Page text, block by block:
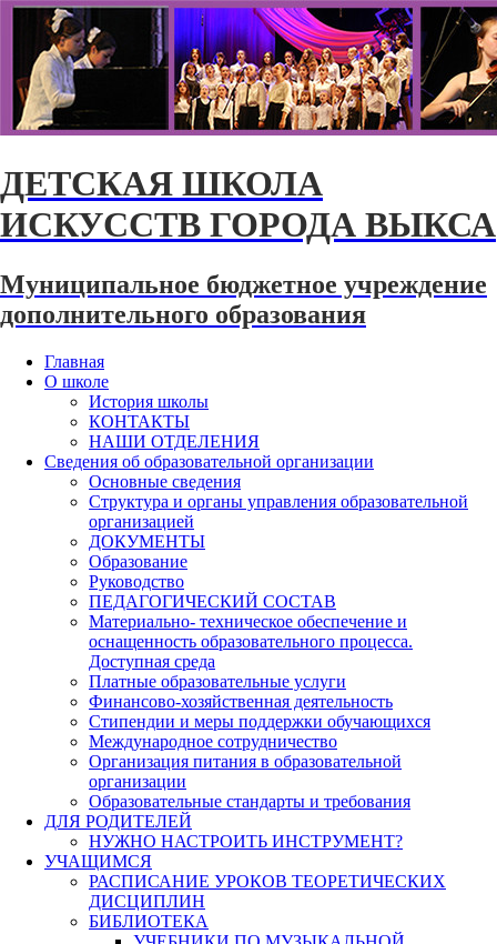
ДЕТСКАЯ ШКОЛА
ИСКУССТВ ГОРОДА ВЫКСА
Муниципальное бюджетное учреждение
дополнительного образования
Главная
О школе
История школы
КОНТАКТЫ
НАШИ ОТДЕЛЕНИЯ
Сведения об образовательной организации
Основные сведения
Структура и органы управления образовательной
организацией
ДОКУМЕНТЫ
Образование
Руководство
ПЕДАГОГИЧЕСКИЙ СОСТАВ
Материально- техническое обеспечение и
оснащенность образовательного процесса.
Доступная среда
Платные образовательные услуги
Финансово-хозяйственная деятельность
Стипендии и меры поддержки обучающихся
Международное сотрудничество
Организация питания в образовательной
организации
Образовательные стандарты и требования
ДЛЯ РОДИТЕЛЕЙ
НУЖНО НАСТРОИТЬ ИНСТРУМЕНТ?
УЧАЩИМСЯ
РАСПИСАНИЕ УРОКОВ ТЕОРЕТИЧЕСКИХ
ДИСЦИПЛИН
БИБЛИОТЕКА